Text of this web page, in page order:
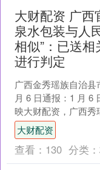
大财配资 广西
泉水包装与人
相似”：已送
进行判定
广西金秀瑶族自治县
月 6 日通报：1 月 6
映大财配资，广西秀
公司生产的"甲天下山
水，其....
大财配资
查看： 130 分类：